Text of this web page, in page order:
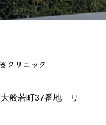
般若町37番地 リ